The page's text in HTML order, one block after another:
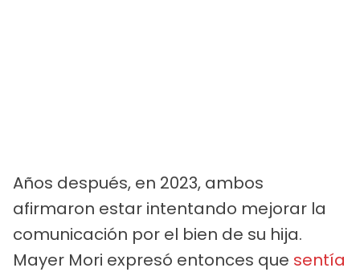
Años después, en 2023, ambos
afirmaron estar intentando mejorar la
comunicación por el bien de su hija.
Mayer Mori expresó entonces que sentía